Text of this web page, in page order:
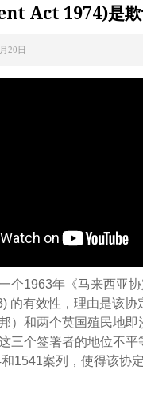
Act 1974)是欺
20日
个1963年《马来西亚
的有效性，理由是该协
）和两个英国殖民地即
三个签署者的地位不平
1541案列，使得该协定